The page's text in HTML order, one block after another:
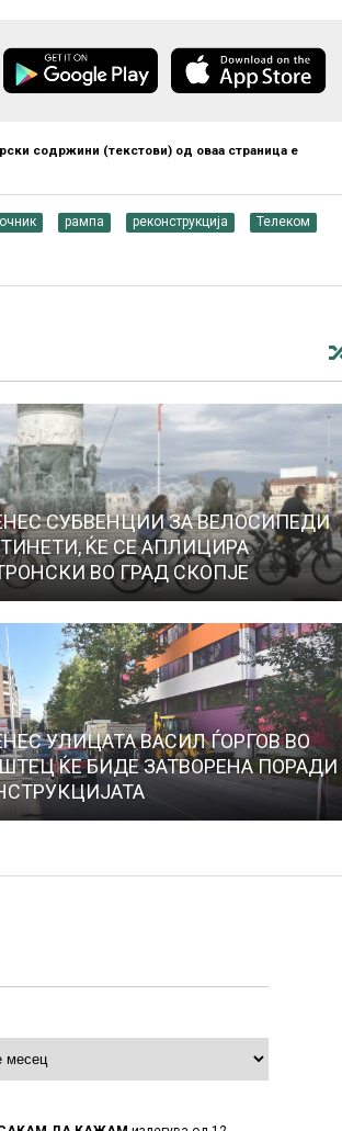
содржини (текстови) од оваа страница е
рампа реконструкција Телеком
СУБВЕНЦИИ ЗА ВЕЛОСИПЕДИ
ЌЕ СЕ АПЛИЦИРА
ВО ГРАД СКОПЈЕ
УЛИЦАТА ВАСИЛ ЃОРГОВ ВО
ЌЕ БИДЕ ЗАТВОРЕНА ПОРАДИ